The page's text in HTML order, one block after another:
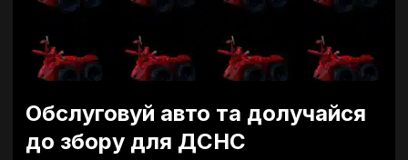
Обслуговуй авто та долучайся
до збору для ДСНС